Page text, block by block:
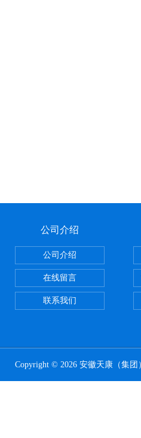
公司介绍
公司介绍
在线留言
联系我们
Copyright © 2026 安徽天康（集